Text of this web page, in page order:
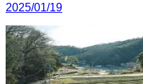
2025/01/19